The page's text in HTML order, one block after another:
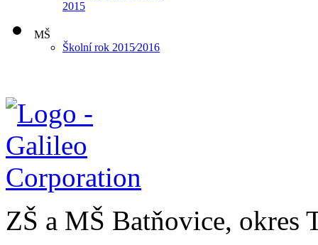
2015
MŠ
Školní rok 2015⁄2016
ZŠ a MŠ Batňovice, okres